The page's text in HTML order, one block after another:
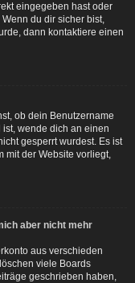
eingegeben hast oder
du dir sicher bist,
dann kontaktiere einen
ob dein Benutzername
wende dich an einen
gesperrt wurdest. Es ist
mit der Website vorliegt,
aber nicht mehr
aus verschieden
viele Boards
geschrieben haben,